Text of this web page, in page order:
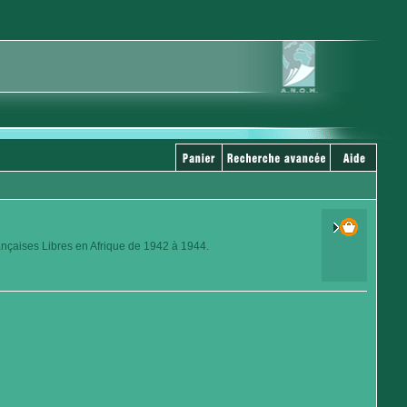
Libres en Afrique de 1942 à 1944.